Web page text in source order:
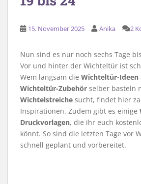
15. November 2025 Anika 2
Nun sind es nur noch sechs Tage
Vor und hinter der Wichteltür ist
Wem langsam die Wichteltür-Ideen
Wichteltür-Zubehör selber basteln
Wichtelstreiche sucht, findet hier
Inspirationen. Zudem gibt es einige
Druckvorlagen, die ihr euch
könnt. So sind die letzten Tage vor
schnell geplant und vorbereitet.